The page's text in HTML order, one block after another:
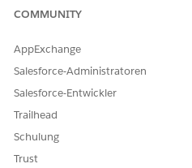
Dieser Serviceprozess enthält
erweitern, beispielsweise
Managergenehmigungen oder
Integration
Diese Vorlage verwendet eine
COMMUNITY
AppExchange
Salesforce-Administratoren
Salesforce-Entwickler
Trailhead
Schulung
Trust